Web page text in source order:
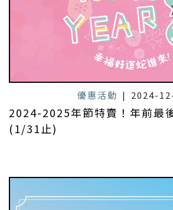
優惠活動 | 2024-
2024-2025年節特賣！年前最
(1/31止)